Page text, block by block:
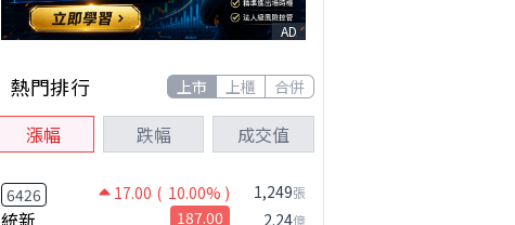
AD
熱門排行 上市 上櫃 合併
漲幅 跌幅 成交值
6426 17.00 ( 10.00% )
統新 187.00
1,249張
2.24億